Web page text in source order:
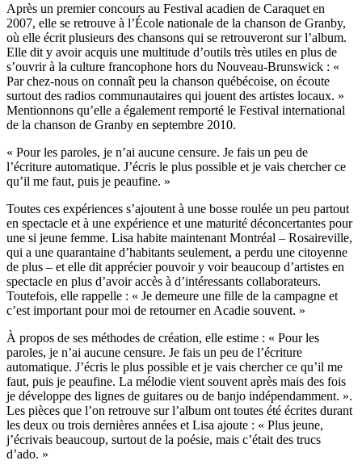
Après un premier concours au Festival acadien de Caraquet en
2007, elle se retrouve à l’École nationale de la chanson de Granby,
où elle écrit plusieurs des chansons qui se retrouveront sur l’album.
Elle dit y avoir acquis une multitude d’outils très utiles en plus de
s’ouvrir à la culture francophone hors du Nouveau-Brunswick : «
Par chez-nous on connaît peu la chanson québécoise, on écoute
surtout des radios communautaires qui jouent des artistes locaux. »
Mentionnons qu’elle a également remporté le Festival international
de la chanson de Granby en septembre 2010.
« Pour les paroles, je n’ai aucune censure. Je fais un peu de
l’écriture automatique. J’écris le plus possible et je vais chercher ce
qu’il me faut, puis je peaufine. »
Toutes ces expériences s’ajoutent à une bosse roulée un peu partout
en spectacle et à une expérience et une maturité déconcertantes pour
une si jeune femme. Lisa habite maintenant Montréal – Rosaireville,
qui a une quarantaine d’habitants seulement, a perdu une citoyenne
de plus – et elle dit apprécier pouvoir y voir beaucoup d’artistes en
spectacle en plus d’avoir accès à d’intéressants collaborateurs.
Toutefois, elle rappelle : « Je demeure une fille de la campagne et
c’est important pour moi de retourner en Acadie souvent. »
À propos de ses méthodes de création, elle estime : « Pour les
paroles, je n’ai aucune censure. Je fais un peu de l’écriture
automatique. J’écris le plus possible et je vais chercher ce qu’il me
faut, puis je peaufine. La mélodie vient souvent après mais des fois
je développe des lignes de guitares ou de banjo indépendamment. ».
Les pièces que l’on retrouve sur l’album ont toutes été écrites durant
les deux ou trois dernières années et Lisa ajoute : « Plus jeune,
j’écrivais beaucoup, surtout de la poésie, mais c’était des trucs
d’ado. »